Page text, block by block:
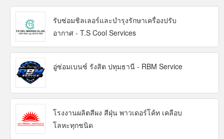
รับซ่อมชิลเลอร์และบำรุงรักษาเครื่องปรับ
อากาศ - T.S Cool Services
อู่ซ่อมเบนซ์ รังสิต ปทุมธานี - RBM Service
โรงงานผลิตสีผง สีฝุ่น พาวเดอร์โค้ท เคลือบ
โลหะทุกชนิด